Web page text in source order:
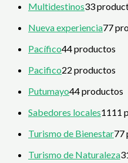
Multidestinos33
Nueva experiencia77
Pacífico44 productos
Pacifico22 productos
Putumayo44 productos
Sabedores locales1111
Turismo de Bienestar77
Turismo de Naturaleza